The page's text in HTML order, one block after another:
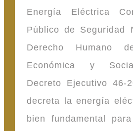
Energía Eléctrica
Público de Seguridad
Derecho Humano
Económica y
Decreto Ejecutivo 46-
decreta la energía
bien fundamental